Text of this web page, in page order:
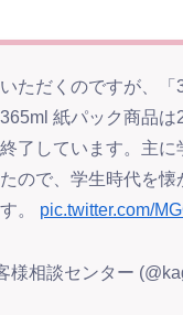
ただくのですが、「
紙パック商品は
了しています。主に
ので、学生時代を懐
。 pic.twitter.com/
様相談センター